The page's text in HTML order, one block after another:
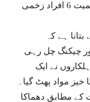
پولیس اہلکار ہلاک اور 4 پولیس اہلکاروں سمیت 6 افراد زخمی
ہے کہ
چیکنگ چل رہی
نے ایک
مواد پھٹ گیا۔
کے مطابق دھماکا